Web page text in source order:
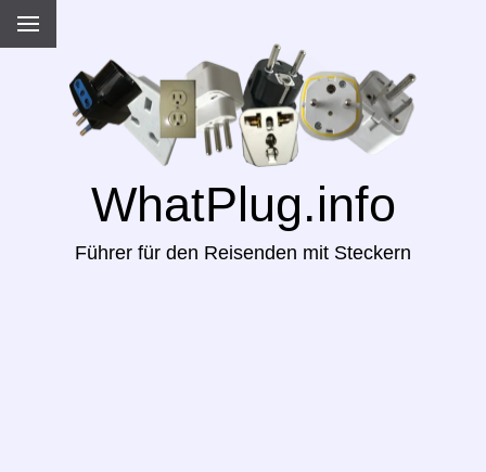
WhatPlug.info
Führer für den Reisenden mit Steckern